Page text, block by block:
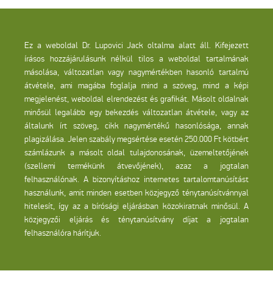
Ez a weboldal Dr. Lupovici Jack oltalma alatt áll. Kifejezett
írásos hozzájárulásunk nélkül tilos a weboldal tartalmának
másolása, változatlan vagy nagymértékben hasonló tartalmú
átvétele, ami magába foglalja mind a szöveg, mind a képi
megjelenést, weboldal elrendezést és grafikát. Másolt oldalnak
minősül legalább egy bekezdés változatlan átvétele, vagy az
általunk írt szöveg, cikk nagymértékű hasonlósága, annak
plagizálása. Jelen szabály megsértése esetén 250.000 Ft kötbért
számlázunk a másolt oldal tulajdonosának, üzemeltetőjének
(szellemi termékünk átvevőjének), azaz a jogtalan
felhasználónak. A bizonyításhoz internetes tartalomtanúsítást
használunk, amit minden esetben közjegyző ténytanúsítvánnyal
hitelesít, így az a bírósági eljárásban közokiratnak minősül. A
közjegyzői eljárás és ténytanúsítvány díjat a jogtalan
felhasználóra hárítjuk.